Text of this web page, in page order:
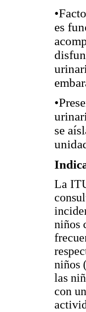
es
se
La
niños
niños
las
con